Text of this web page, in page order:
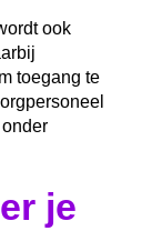
ook
toegang te
je